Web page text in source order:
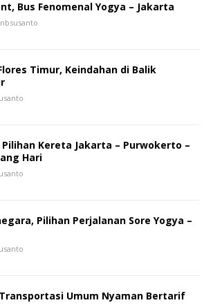
Bus Fenomenal Yogya – Jakarta
nbsusanto
Timur, Keindahan di Balik
Kereta Jakarta – Purwokerto –
Hari
Pilihan Perjalanan Sore Yogya –
Umum Nyaman Bertarif